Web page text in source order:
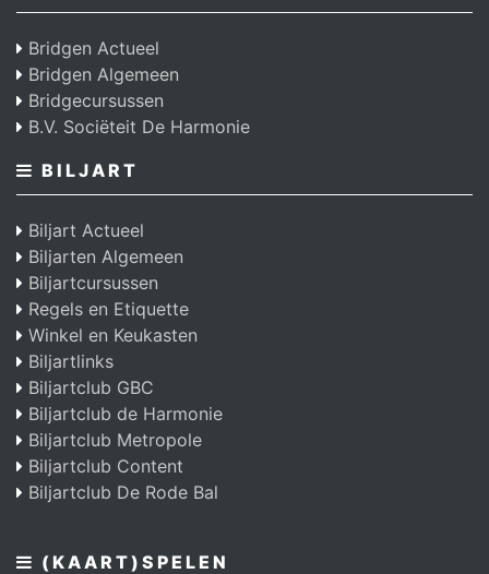
Bridgen Actueel
Bridgen Algemeen
Bridgecursussen
B.V. Sociëteit De Harmonie
BILJART
Biljart Actueel
Biljarten Algemeen
Biljartcursussen
Regels en Etiquette
Winkel en Keukasten
Biljartlinks
Biljartclub GBC
Biljartclub de Harmonie
Biljartclub Metropole
Biljartclub Content
Biljartclub De Rode Bal
(KAART)SPELEN